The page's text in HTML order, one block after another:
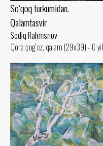
So‘qoq turkumidan.
Qalamtasvir
Sodiq Rahmsnov
Qora qog‘oz, qalam (29x39) - 0 yil